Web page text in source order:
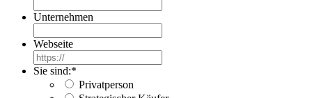
Unternehmen
Webseite
Sie sind:*
Privatperson